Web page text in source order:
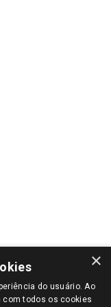
E SELECIONE A LOJA DE
DA SUA REGIÃO OU
×
do usuário. Ao
todos os cookies